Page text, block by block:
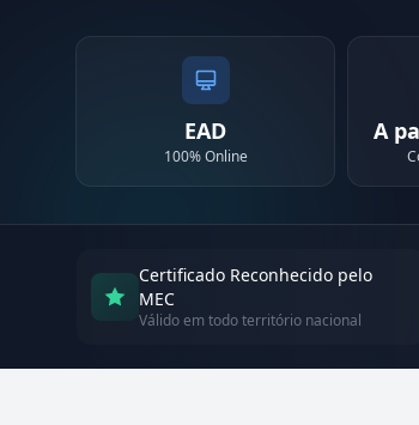
EAD
100% Online
A
Certificado Reconhecido pelo
MEC
Válido em todo território nacional